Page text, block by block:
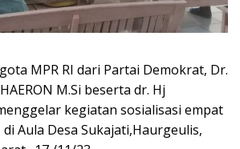
MPR RI dari Partai Demokrat, Dr.
M.Si beserta dr. Hj
kegiatan sosialisasi empat
Aula Desa Sukajati,Haurgeulis,